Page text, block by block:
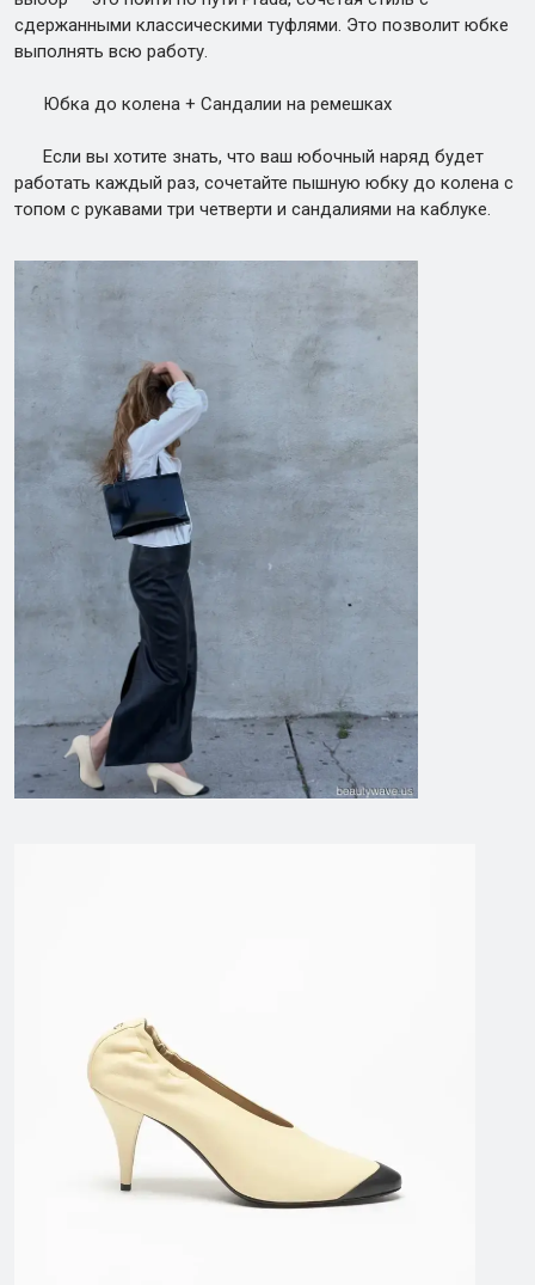
сдержанными классическими туфлями. Это позволит юбке
выполнять всю работу.
Юбка до колена + Сандалии на ремешках
Если вы хотите знать, что ваш юбочный наряд будет
работать каждый раз, сочетайте пышную юбку до колена с
топом с рукавами три четверти и сандалиями на каблуке.